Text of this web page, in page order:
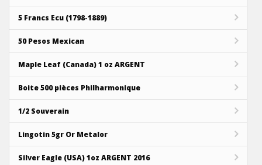
5 Francs Ecu (1798-1889)
50 Pesos Mexican
Maple Leaf (Canada) 1 oz ARGENT
Boite 500 pièces Philharmonique
1/2 Souverain
Lingotin 5gr Or Metalor
Silver Eagle (USA) 1oz ARGENT 2016